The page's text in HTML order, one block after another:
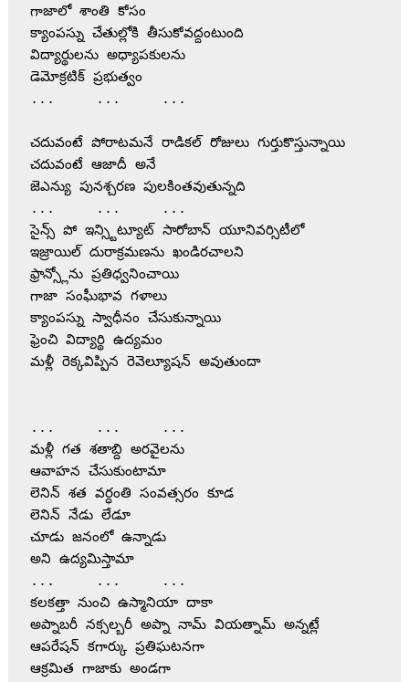
గాజాలో శాంతి కోసం
క్యాంపస్ను చేతుల్లోకి తీసుకోవద్దంటుంది
విద్యార్థులను అధ్యాపకులను
డెమోక్రటిక్ ప్రభుత్వం
...	...	...
చదువంటే పోరాటమనే రాడికల్ రోజులు గుర్తుకొస్తున్నాయి
చదువంటే ఆజాదీ అనే
జెఎన్యు పునశ్చరణ పులకింతవుతున్నది
...	...	...
సైన్స్ పో ఇన్స్టిట్యూట్ సారోబాన్ యూనివర్సిటీలో
ఇజ్రాయిల్ దురాక్రమణను ఖండిరచాలని
ఫ్రాన్స్లోను ప్రతిధ్వనించాయి
గాజా సంఫీుభావ గళాలు
క్యాంపస్ను స్వాధీనం చేసుకున్నాయి
ఫ్రెంచి విద్యార్థి ఉద్యమం
మళ్లీ రెక్కవిప్పిన రెవెల్యూషన్ అవుతుందా
...	...	...
మళ్లీ గత శతాబ్ది అరవైలను
ఆవాహన చేసుకుంటామా
లెనిన్ శత వర్ధంతి సంవత్సరం కూడ
లెనిన్ నేడు లేడూ
చూడు జనంలో ఉన్నాడు
అని ఉద్యమిస్తామా
...	...	...
కలకత్తా నుంచి ఉస్మానియా దాకా
అప్నాబరీ నక్సల్బరీ అప్నా నామ్ వియత్నామ్ అన్నట్లే
ఆపరేషన్ కగార్కు ప్రతిఘటనగా
ఆక్రమిత గాజాకు అండగా